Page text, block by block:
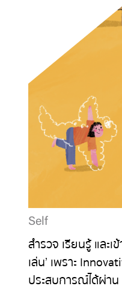
Self
สำรวจ เรียนรู้ และเ
เล่น’ เพราะ
ประสบการณ์ได้ผ่าน